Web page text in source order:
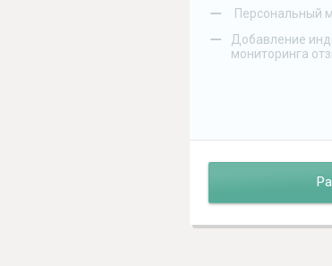
– Персональный
–
Добавление
мониторинга